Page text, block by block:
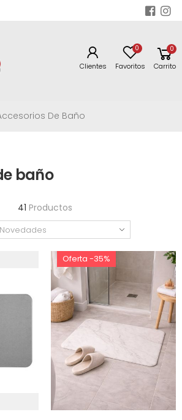
menu
Clientes
0
Favoritos
0
Carrito
De Baño
baño
41 Productos
Oferta -35%